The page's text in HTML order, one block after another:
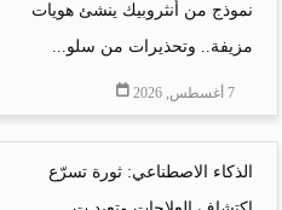
نموذج من أنثروبيك ينشئ هويات
مزيفة.. وتحذيرات من سلو...
7 أغسطس, 2026
الذكاء الاصطناعي: ثورة تسرّع